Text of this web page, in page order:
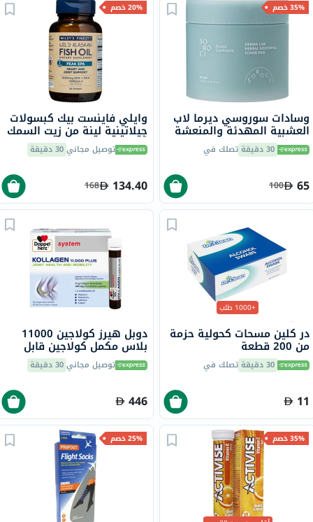
35% خصم
وسادات سوروسي ديرما لاب
العشبية المهدئة والمنعشة
150 مل ، 80 قطعة 30 دقيقة تصلك في
65
100
20% خصم
وايلي فاينست بيك كبسولات
جيلاتينية لينة من زيت السمك
أوميغا 3 بتركيز 1000 ملجم
من حمض إيكوسابنتينويك
توصيل مجاني30 دقيقة
134.40
168
+1000 طلب
در كلين مسحات كحولية حزمة
من 200 قطعة
30 دقيقة تصلك في
11
دوبل هيرز كولاجين 11000
بلاس مكمل كولاجين قابل
للشرب لصحة المفاصل، قوارير
جرعة واحدة حزمة من 30 توصيل مجاني30 دقيقة
446
35% خصم 25% خصم